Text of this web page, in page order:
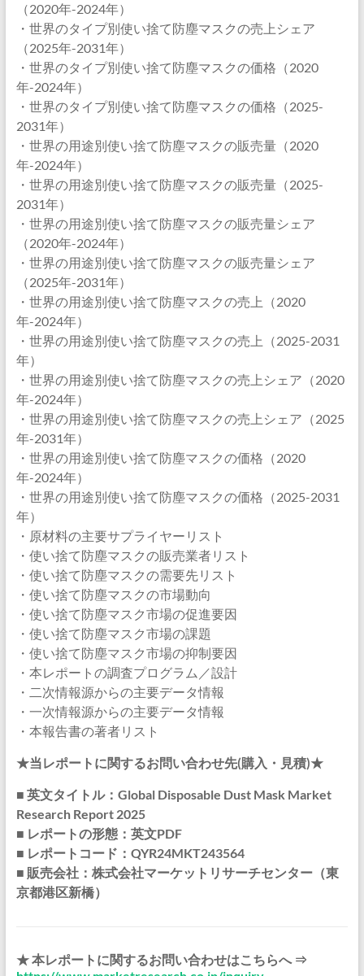
（2020年-2024年）
・世界のタイプ別使い捨て防塵マスクの売上シェア
（2025年-2031年）
・世界のタイプ別使い捨て防塵マスクの価格（2020
年-2024年）
・世界のタイプ別使い捨て防塵マスクの価格（2025-
2031年）
・世界の用途別使い捨て防塵マスクの販売量（2020
年-2024年）
・世界の用途別使い捨て防塵マスクの販売量（2025-
2031年）
・世界の用途別使い捨て防塵マスクの販売量シェア
（2020年-2024年）
・世界の用途別使い捨て防塵マスクの販売量シェア
（2025年-2031年）
・世界の用途別使い捨て防塵マスクの売上（2020
年-2024年）
・世界の用途別使い捨て防塵マスクの売上（2025-2031
年）
・世界の用途別使い捨て防塵マスクの売上シェア（2020
年-2024年）
・世界の用途別使い捨て防塵マスクの売上シェア（2025
年-2031年）
・世界の用途別使い捨て防塵マスクの価格（2020
年-2024年）
・世界の用途別使い捨て防塵マスクの価格（2025-2031
年）
・原材料の主要サプライヤーリスト
・使い捨て防塵マスクの販売業者リスト
・使い捨て防塵マスクの需要先リスト
・使い捨て防塵マスクの市場動向
・使い捨て防塵マスク市場の促進要因
・使い捨て防塵マスク市場の課題
・使い捨て防塵マスク市場の抑制要因
・本レポートの調査プログラム／設計
・二次情報源からの主要データ情報
・一次情報源からの主要データ情報
・本報告書の著者リスト
★当レポートに関するお問い合わせ先(購入・見積)★
■ 英文タイトル：Global Disposable Dust Mask Market
Research Report 2025
■ レポートの形態：英文PDF
■ レポートコード：QYR24MKT243564
■ 販売会社：株式会社マーケットリサーチセンター（東
京都港区新橋）
★ 本レポートに関するお問い合わせはこちらへ ⇒